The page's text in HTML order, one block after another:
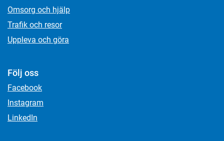
Omsorg och hjälp
Trafik och resor
Uppleva och göra
Följ oss
Facebook
Instagram
LinkedIn